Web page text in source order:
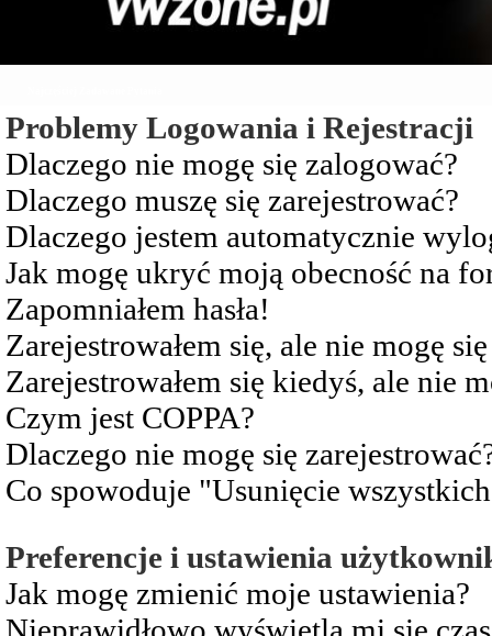
Problemy Logowania i Rejestracji
Dlaczego nie mogę się zalogować?
Dlaczego muszę się zarejestrować?
Dlaczego jestem automatycznie
Jak mogę ukryć moją obecność na
Zapomniałem hasła!
Zarejestrowałem się, ale nie mogę
Zarejestrowałem się kiedyś, ale nie
Czym jest COPPA?
Dlaczego nie mogę się
Co spowoduje "Usunięcie
Preferencje i ustawienia
Jak mogę zmienić moje ustawienia?